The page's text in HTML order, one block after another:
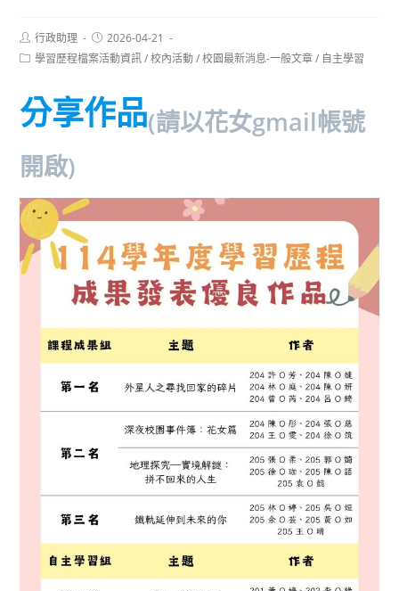
Post
author:
行政助理
Post
published:
2026-04-21
Post學習歷程檔案活動資訊 / 校內活動 / 校園最新消息-一般文章 / 自主學習
分享作品(請以花女gmail帳號
開啟)